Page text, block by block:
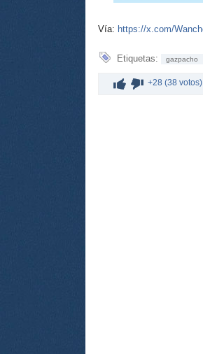
Vía: https://x.com/
Etiquetas: gazpacho
+28 (38 votos)